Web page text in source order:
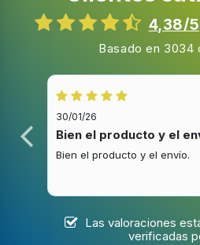
Potencia de convección
Tipo de puerta abierta
Apertura por empuje
Bisagra para puerta
Apertura lateral
Tornamesa
4,38/
Basado en 3034
30/01/26
Bien el producto y el
Bien el producto y el envío.
Las valoraciones
verificadas